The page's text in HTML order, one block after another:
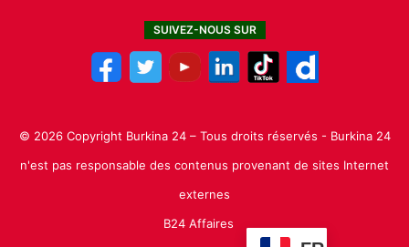
SUIVEZ-NOUS SUR
© 2026 Copyright Burkina 24 – Tous droits réservés - Burkina 24
n'est pas responsable des contenus provenant de sites Internet
externes
B24 Affaires